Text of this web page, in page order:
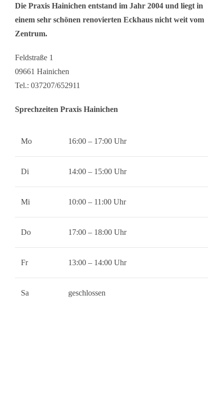
Die Praxis Hainichen entstand im Jahr 2004 und liegt in
einem sehr schönen renovierten Eckhaus nicht weit vom
Zentrum.
Feldstraße 1
09661 Hainichen
Tel.: 037207/652911
Sprechzeiten Praxis Hainichen
Mo 16:00 – 17:00 Uhr
Di 14:00 – 15:00 Uhr
Mi 10:00 – 11:00 Uhr
Do 17:00 – 18:00 Uhr
Fr 13:00 – 14:00 Uhr
Sa geschlossen